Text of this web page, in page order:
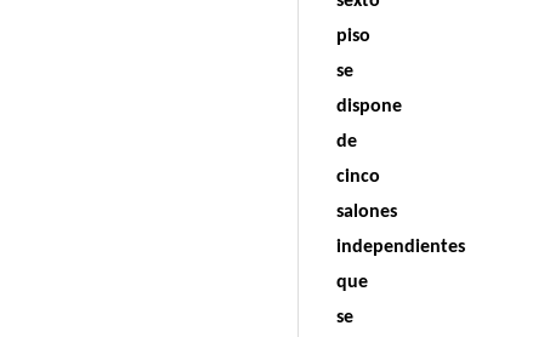
piso
se
dispone
de
cinco
salones
independientes
que
se